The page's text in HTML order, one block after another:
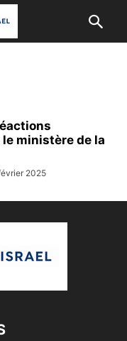
ministère de la
2025